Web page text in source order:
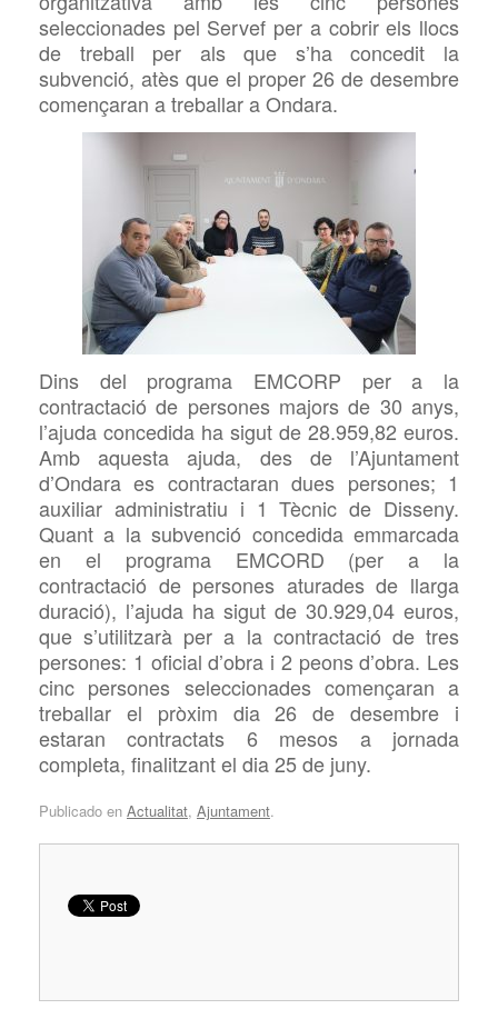
seleccionades pel Servef per a cobrir els llocs
de treball per als que s’ha concedit la
subvenció, atès que el proper 26 de desembre
començaran a treballar a Ondara.
Dins del programa EMCORP per a la
contractació de persones majors de 30 anys,
l’ajuda concedida ha sigut de 28.959,82 euros.
Amb aquesta ajuda, des de l’Ajuntament
d’Ondara es contractaran dues persones; 1
auxiliar administratiu i 1 Tècnic de Disseny.
Quant a la subvenció concedida emmarcada
en el programa EMCORD (per a la
contractació de persones aturades de llarga
duració), l’ajuda ha sigut de 30.929,04 euros,
que s’utilitzarà per a la contractació de tres
persones: 1 oficial d’obra i 2 peons d’obra. Les
cinc persones seleccionades començaran a
treballar el pròxim dia 26 de desembre i
estaran contractats 6 mesos a jornada
completa, finalitzant el dia 25 de juny.
Publicado en Actualitat, Ajuntament.